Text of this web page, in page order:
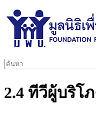
2.4 ทีวีผู้บริโ